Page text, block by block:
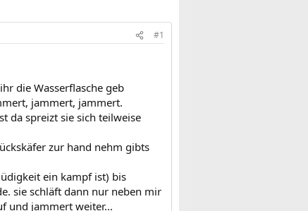
#1
die Wasserflasche geb
jammert, jammert.
da spreizt sie sich teilweise
zur hand nehm gibts
ein kampf ist) bis
sie schläft dann nur neben mir
und jammert weiter...